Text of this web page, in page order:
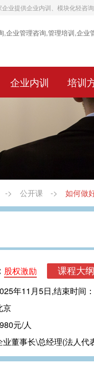
业提供企业内训、模块化轻咨
企业内训 培训
-> 公开课 -> 如何做
股权激励
年11月5日,结束时间
京
元/人
业董事长\总经理(法人代